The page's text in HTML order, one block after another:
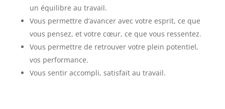
un équilibre au travail.
Vous permettre d’avancer avec votre esprit, ce que
vous pensez, et votre cœur, ce que vous ressentez.
Vous permettre de retrouver votre plein potentiel,
vos performance.
Vous sentir accompli, satisfait au travail.